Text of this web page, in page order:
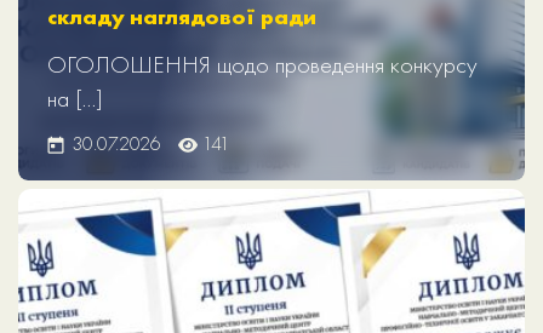
складу наглядової ради
ОГОЛОШЕННЯ щодо проведення конкурсу
на […]
30.07.2026 141